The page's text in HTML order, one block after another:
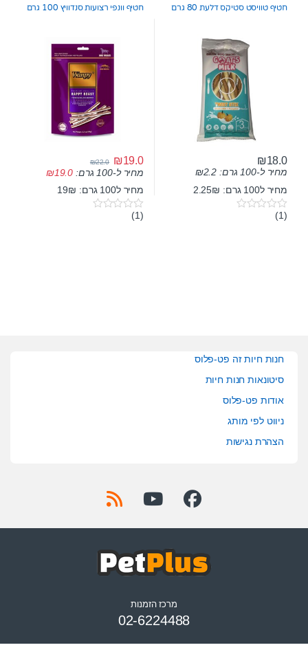
f
f
חטיף טוויסט סטיקס דלעת 80 גרם
₪18.0
מחיר ל-100 גרם: ₪2.2
מחיר ל100 גרם: 2.25₪
0(1)
חטיף וונפי רצועות סנדוויץ 100 גרם
₪19.0
₪22.0
מחיר ל-100 גרם: ₪19.0
מחיר ל100 גרם: 19₪
0(1)
חנות חיות זה פט-פלוס
סיטונאות חנות חיות
אודות פט-פלוס
ניווט לפי מותג
הצהרת נגישות
מרכז הזמנות
02-6224488